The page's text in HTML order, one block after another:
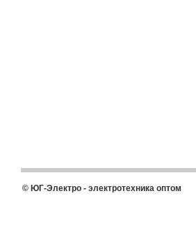
© ЮГ-Электро - электротехника оптом